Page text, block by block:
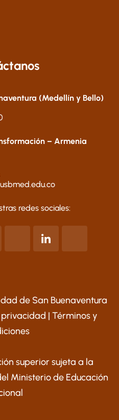
(Medellín y Bello)
– Armenia
redes sociales:
de San Buenaventura
privacidad | Términos y
superior sujeta a la
Ministerio de Educación